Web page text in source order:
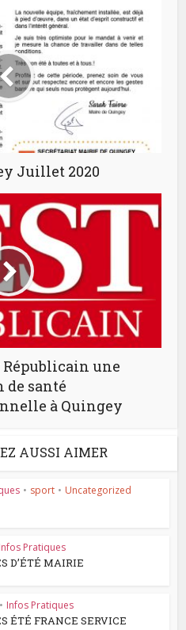
Juillet 2020
Républicain une
de santé
à Quingey
AUSSI AIMER
• sport • Uncategorized
Infos Pratiques
D’ÉTÉ MAIRIE
• Infos Pratiques
ÉTÉ FRANCE SERVICE